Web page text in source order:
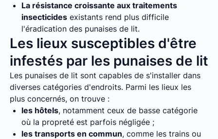
La résistance croissante aux traitements
insecticides existants rend plus difficile
l'éradication des punaises de lit.
Les lieux susceptibles d'être
infestés par les punaises de lit
Les punaises de lit sont capables de s'installer dans
diverses catégories d'endroits. Parmi les lieux les
plus concernés, on trouve :
les hôtels, notamment ceux de basse catégorie
où la propreté est parfois négligée ;
les transports en commun, comme les trains ou